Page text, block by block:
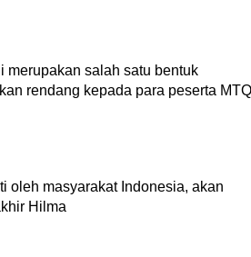
merupakan salah satu bentuk
rendang kepada para peserta MTQ
oleh masyarakat Indonesia, akan
Hilma